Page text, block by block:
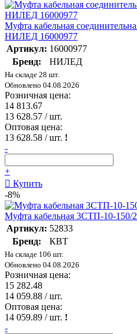
Муфта кабельная
НИЛЕД 16000977
Артикул: 16000977
Бренд:
НИЛЕД
На складе 28 шт.
Обновлено 04.08.2026
Розничная цена:
14 813.67
13 628.57 / шт.
Оптовая цена:
13 628.58 / шт. !
-
+
Купить
-8%
Муфта кабельная 3СТП-10-150/
Артикул: 52833
Бренд:
КВТ
На складе 106 шт.
Обновлено 04.08.2026
Розничная цена:
15 282.48
14 059.88 / шт.
Оптовая цена:
14 059.89 / шт. !
-